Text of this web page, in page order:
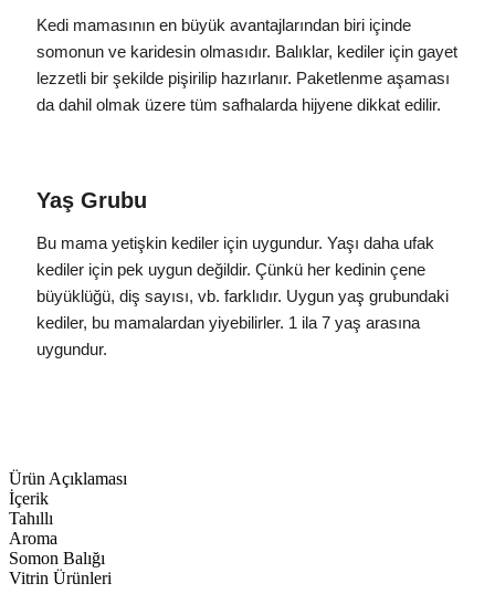
Kedi mamasının en büyük avantajlarından biri içinde
somonun ve karidesin olmasıdır. Balıklar, kediler için gayet
lezzetli bir şekilde pişirilip hazırlanır. Paketlenme aşaması
da dahil olmak üzere tüm safhalarda hijyene dikkat edilir.
Yaş Grubu
Bu mama yetişkin kediler için uygundur. Yaşı daha ufak
kediler için pek uygun değildir. Çünkü her kedinin çene
büyüklüğü, diş sayısı, vb. farklıdır. Uygun yaş grubundaki
kediler, bu mamalardan yiyebilirler. 1 ila 7 yaş arasına
uygundur.
Ürün Açıklaması
İçerik
Tahıllı
Aroma
Somon Balığı
Vitrin Ürünleri